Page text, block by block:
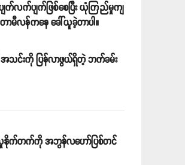
လက်ပျက်ဖြစ်စေပြီး ယုံကြည်မှုကျ
ာမီလန်ကနေ ခေါ်ယူခဲ့တာပါ။
င်းကို ပြန်လာဖွယ်ရှိတဲ့ ဘက်ခမ်း
ယူနိုက်တက်ကို အဘွန်လဟော်ပြစ်တင်